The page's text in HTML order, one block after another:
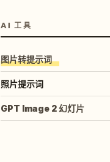
AI 工具
图片转提示词
照片提示词
GPT Image 2 幻灯片